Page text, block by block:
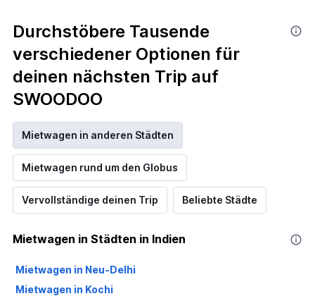
Durchstöbere Tausende
verschiedener Optionen für
deinen nächsten Trip auf
SWOODOO
Mietwagen in anderen Städten
Mietwagen rund um den Globus
Vervollständige deinen Trip Beliebte Städte
Mietwagen in Städten in Indien
Mietwagen in Neu-Delhi
Mietwagen in Kochi